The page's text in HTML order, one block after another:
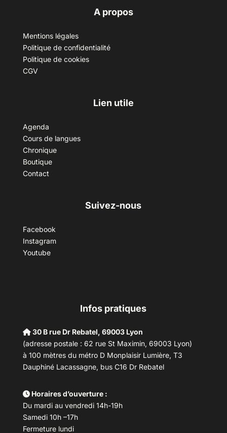
A propos
Mentions légales
Politique de confidentialité
Politique de cookies
CGV
Lien utile
Agenda
Cours de langues
Chronique
Boutique
Contact
Suivez-nous
Facebook
Instagram
Youtube
Infos pratiques
30 B rue Dr Rebatel, 69003 Lyon
(adresse postale : 62 rue St Maximin, 69003 Lyon)
à 100 mètres du métro D Monplaisir Lumière, T3
Dauphiné Lacassagne, bus C16 Dr Rebatel
Horaires d’ouverture :
Du mardi au vendredi 14h-19h
Samedi 10h –17h
Fermeture lundi